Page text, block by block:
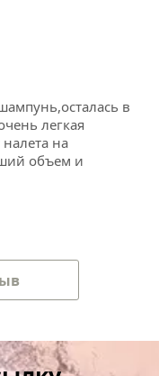
в
легкая
налета на
объем и